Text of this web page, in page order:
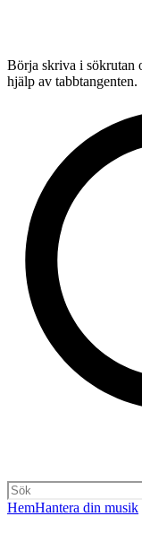
Börja skriva i sökrutan
hjälp av tabbtangenten.
HemHantera din musik